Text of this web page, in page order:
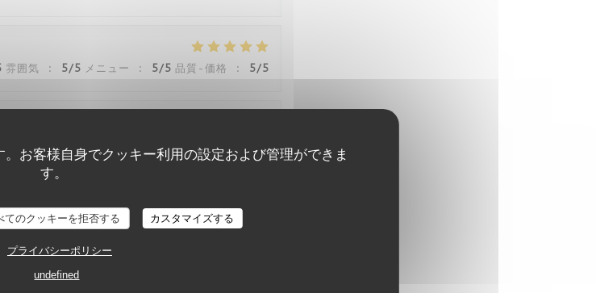
お客様自身でクッキー利用の設定および管理ができま
す。
てのクッキーを拒否する カスタマイズする
プライバシーポリシー
undefined
雰囲気 : 5/5 メニュー : 5/5 品質-価格 : 5/5
雰囲気: 5/5 メニュー 5/5 品質-価格:
au top
de Monceaux